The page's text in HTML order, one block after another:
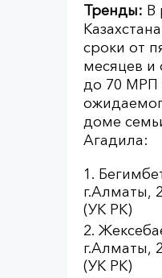
Тренды: В
сроки от
месяцев
до 70 МРП
доме
Агадила:
г.Алматы,
(УК РК)
г.Алматы,
(УК РК)